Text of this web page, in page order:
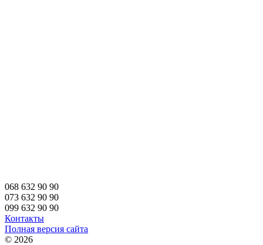
068 632 90 90
073 632 90 90
099 632 90 90
Контакты
Полная версия сайта
© 2026